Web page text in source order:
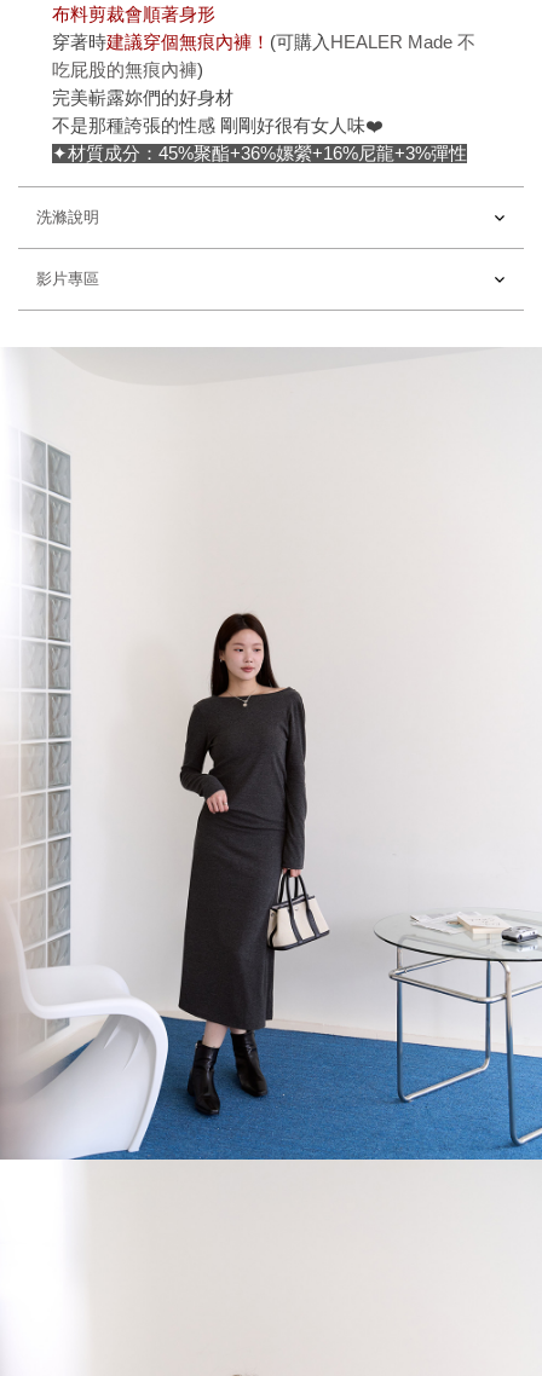
布料剪裁會順著身形
穿著時建議穿個無痕內褲！ (可購入 HEALER Made 不
吃屁股的無痕內褲)
完美嶄露妳們的好身材
不是那種誇張的性感 剛剛好很有女人味❤️
✦材質成分：45%聚酯+36%嫘縈+16%尼龍+3%彈性
洗滌說明
影片專區